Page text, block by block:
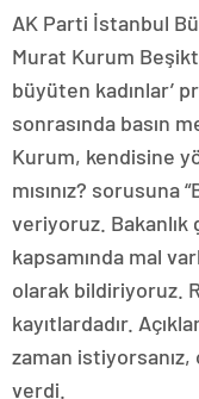
AK Parti İstanbul
Murat Kurum
büyüten kadınlar’
sonrasında basın
Kurum, kendisine
mısınız? sorusuna
veriyoruz. Bakanlık
kapsamında mal
olarak bildiriyoruz.
kayıtlardadır.
zaman istiyorsanız,
verdi.